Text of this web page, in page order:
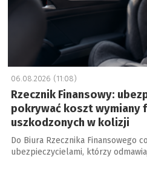
06.08.2026 (11:08)
Rzecznik Finansowy:
pokrywać koszt
uszkodzonych w kolizji
Do Biura Rzecznika Finansowego
ubezpieczycielami, którzy